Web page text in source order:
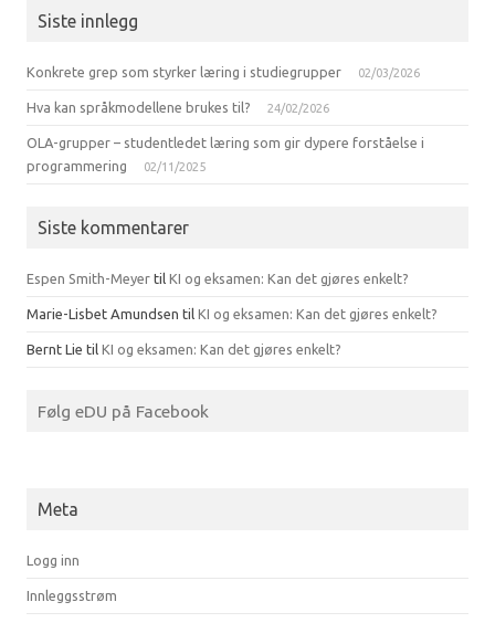
Siste innlegg
Konkrete grep som styrker læring i studiegrupper 02/03/2026
Hva kan språkmodellene brukes til? 24/02/2026
OLA-grupper – studentledet læring som gir dypere forståelse i
programmering
02/11/2025
Siste kommentarer
Espen Smith-Meyer til KI og eksamen: Kan det gjøres enkelt?
Marie-Lisbet Amundsen til KI og eksamen: Kan det gjøres enkelt?
Bernt Lie til KI og eksamen: Kan det gjøres enkelt?
Følg eDU på Facebook
Meta
Logg inn
Innleggsstrøm